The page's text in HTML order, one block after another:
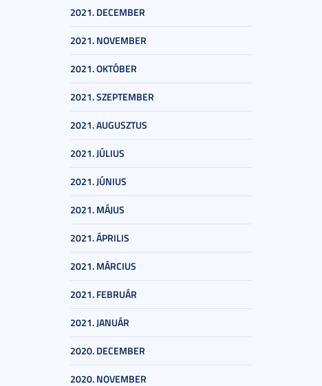
2021. DECEMBER
2021. NOVEMBER
2021. OKTÓBER
2021. SZEPTEMBER
2021. AUGUSZTUS
2021. JÚLIUS
2021. JÚNIUS
2021. MÁJUS
2021. ÁPRILIS
2021. MÁRCIUS
2021. FEBRUÁR
2021. JANUÁR
2020. DECEMBER
2020. NOVEMBER